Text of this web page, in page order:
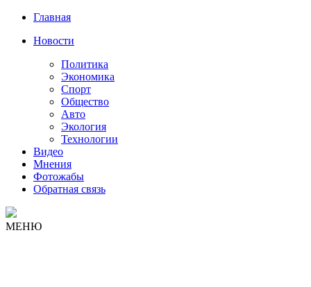
Главная
Новости
Политика
Экономика
Спорт
Общество
Авто
Экология
Технологии
Видео
Мнения
Фотожабы
Обратная связь
МЕНЮ